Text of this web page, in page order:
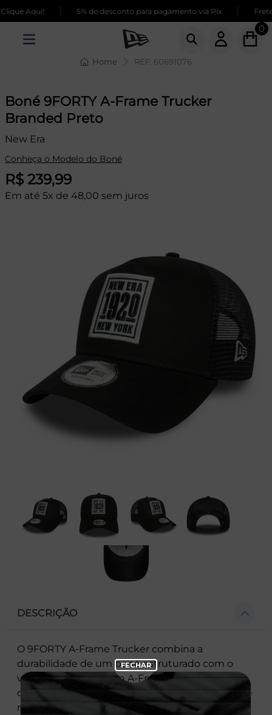
Aqui! 5% de desconto para pagamento via Pix Frete
0
Home REF: 60691076
Boné 9FORTY A-Frame Trucker
Branded Preto
New Era
Conheça o Modelo do Boné
R$ 239,99
Em até 5x de 48,00 sem juros
DESCRIÇÃO
O 9FORTY A-Frame Trucker combina a
durabilidade de um boné estruturado com o
visual único do design A-Frame. O painel frontal
com costura em “V” cria um perfil mais angular e
marcante, enquanto as traseiras em tela